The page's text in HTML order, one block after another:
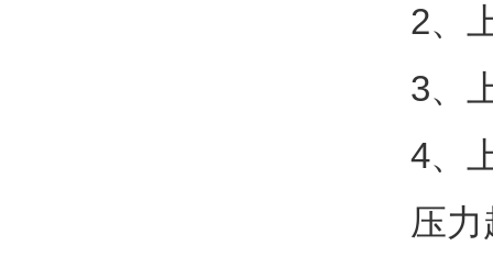
2、
3、
4、
压